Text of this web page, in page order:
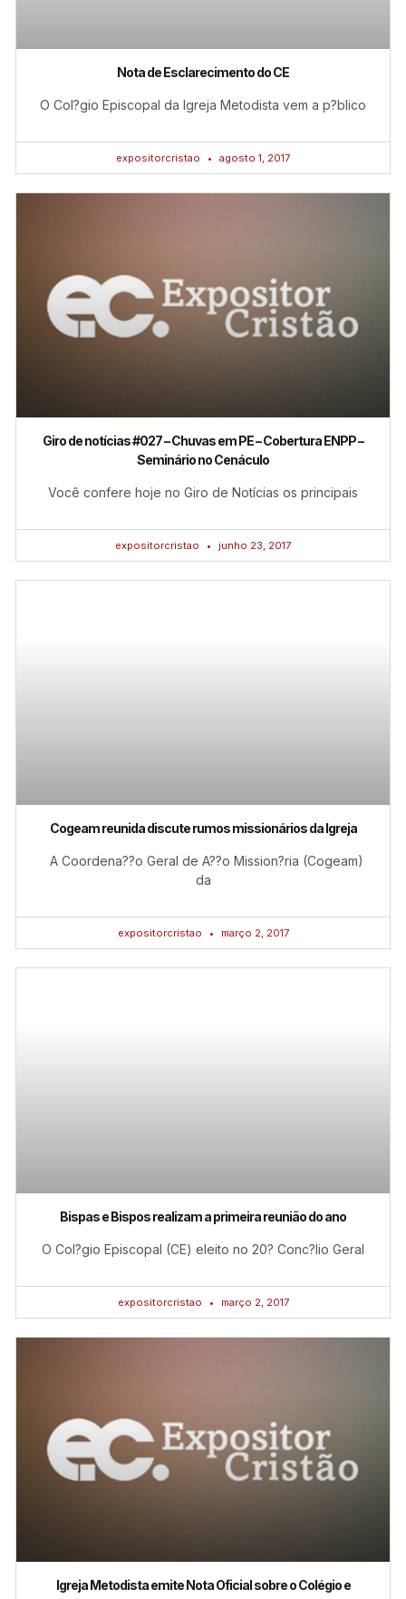
Nota de Esclarecimento do CE
O Col?gio Episcopal da Igreja Metodista vem a p?blico
expositorcristao agosto 1, 2017
Giro de notícias #027 – Chuvas em PE – Cobertura ENPP –
Seminário no Cenáculo
Você confere hoje no Giro de Notícias os principais
expositorcristao junho 23, 2017
Cogeam reunida discute rumos missionários da Igreja
A Coordena??o Geral de A??o Mission?ria (Cogeam)
da
expositorcristao março 2, 2017
Bispas e Bispos realizam a primeira reunião do ano
O Col?gio Episcopal (CE) eleito no 20? Conc?lio Geral
expositorcristao março 2, 2017
Igreja Metodista emite Nota Oficial sobre o Colégio e